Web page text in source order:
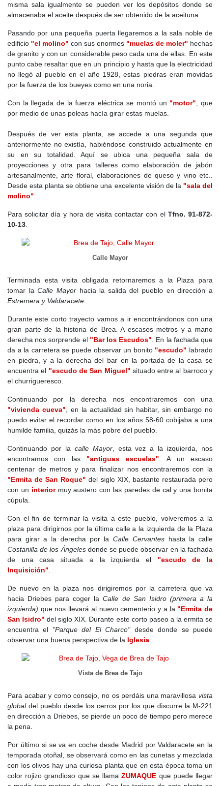
Siglo XXI. Desde los años 2000, Brea ha buscado revitalizarse
con inversiones en infraestructura y servicios. En 2000, fue el
primer municipio de la Comunidad de Madrid en contar con una
helisuperficie sanitaria. En 2003, se integró en la red de
abastecimiento del Canal de Isabel II. A pesar de estas mejoras,
el desempleo y la despoblación siguen siendo problemas. En
2005, Brea fue catalogado como el tercer municipio más pobre
de Madrid, con una renta per cápita de 6.824 euros anuales.
Para combatir esta situación, se plantearon proyectos como la
promoción del turismo rural y el desarrollo de una zona industrial.
En 2007, la construcción de un centro para menores infractores
recuperación de elementos patrimoniales, como la iglesia de la
Asunción, declarada Bien de Interés Cultural en 1997 y
restaurada a partir de 2004.
Actualmente, la población sigue siendo mayoritariamente
envejecida y la falta de industria limita la atracción de nuevos
habitantes, aunque el desarrollo del turismo rural y la cercanía a
Después del preámbulo vamos a pasar a efectuar una pequeña
donde se encuentra ubicado el Ayuntamiento para que después
misma sala igualmente se pueden ver los depósitos donde se
almacenaba el aceite después de ser obtenido de la aceituna.
Pasando por una pequeña puerta llegaremos a la sala noble de
edificio "el molino" con sus enormes "muelas de moler" hechas
de granito y con un considerable peso cada una de ellas. En este
punto cabe resaltar que en un principio y hasta que la electricidad
no llegó al pueblo en el año 1928, estas piedras eran movidas
por la fuerza de los bueyes como en una noria.
Con la llegada de la fuerza eléctrica se montó un "motor", que
por medio de unas poleas hacía girar estas muelas.
Después de ver esta planta, se accede a una segunda que
anteriormente no existía, habiéndose construido actualmente en
su en su totalidad. Aquí se ubica una pequeña sala de
proyecciones y otra para talleres como elaboración de jabón
artesanalmente, arte floral, elaboraciones de queso y vino etc..
Desde esta planta se obtiene una excelente visión de la "sala del
molino".
Para solicitar día y hora de visita contactar con el Tfno. 91-872-
10-13.
Calle Mayor
Terminada esta visita obligada retornaremos a la Plaza para
tomar laCalle Mayorhacia la salida del pueblo en dirección a
Estremera y Valdaracete.
Durante este corto trayecto vamos a ir encontrándonos con una
gran parte de la historia de Brea. A escasos metros y a mano
derecha nos sorprende el "Bar los Escudos". En la fachada que
da a la carretera se puede observar un bonito "escudo" labrado
en piedra, y a la derecha del bar en la portada de la casa se
encuentra el "escudo de San Miguel" situado entre al barroco y
el churrigueresco.
Continuando por la derecha nos encontraremos con una
"vivienda cueva", en la actualidad sin habitar, sin embargo no
puedo evitar el recordar como en los años 58-60 cobijaba a una
humilde familia, quizás la más pobre del pueblo.
Continuando por la calle Mayor, esta vez a la izquierda, nos
encontramos con las "antiguas escuelas". A un escaso
centenar de metros y para finalizar nos encontraremos con la
"Ermita de San Roque" del siglo XIX, bastante restaurada pero
con un interiormuy austero con las paredes de cal y una bonita
cúpula.
Con el fin de terminar la visita a este pueblo, volveremos a la
plaza para dirigirnos por la última calle a la izquierda de la Plaza
para girar a la derecha por laCalle Cervanteshasta la calle
Costanilla de los Ángelesdonde se puede observar en la fachada
de una casa situada a la izquierda el "escudo de la
Inquisición".
De nuevo en la plaza nos dirigiremos por la carretera que va
hacia Driebes para coger laCalle de San Isidro (primera a la
izquierda) que nos llevará al nuevo cementerio y a la "Ermita de
San Isidro" del siglo XIX. Durante este corto paseo a la ermita se
encuentra el "Parque del El Charco"desde donde se puede
observar una buena perspectiva de la Iglesia.
Vista de Brea de Tajo
Para acabar y como consejo, no os perdáis una maravillosa vista
globaldel pueblo desde los cerros por los que discurre la M-221
en dirección a Driebes, se pierde un poco de tiempo pero merece
la pena.
Por último si se va en coche desde Madrid por Valdaracete en la
temporada otoñal, se observará como en las cunetas y mezclada
con los olivos hay una curiosa planta que en esta época toma un
color rojizo grandioso que se llamaZUMAQUE que puede llegar